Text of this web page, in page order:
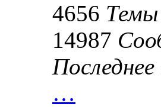
4656 Темы
14987
…